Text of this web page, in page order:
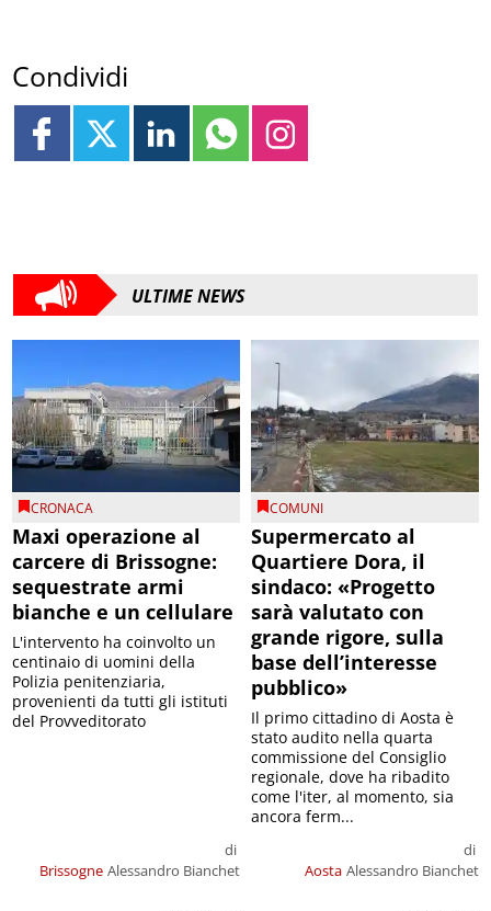
Condividi
ULTIME NEWS
CRONACA
Maxi operazione al
carcere di Brissogne:
sequestrate armi
bianche e un cellulare
Brissogne
di
Alessandro Bianchet
L'intervento ha coinvolto un
centinaio di uomini della
Polizia penitenziaria,
provenienti da tutti gli istituti
del Provveditorato
COMUNI
Supermercato al
Quartiere Dora, il
sindaco: «Progetto
sarà valutato con
grande rigore, sulla
base dell’interesse
pubblico»
Aosta
di
Alessandro Bianchet
Il primo cittadino di Aosta è
stato audito nella quarta
commissione del Consiglio
regionale, dove ha ribadito
come l'iter, al momento, sia
ancora ferm...